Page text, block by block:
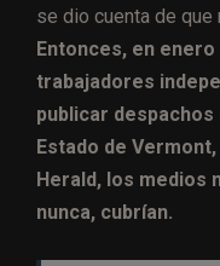
se dio cuenta de que
Entonces, en
trabajadores
publicar despachos
Estado de
Herald, los medios
nunca, cubrían.